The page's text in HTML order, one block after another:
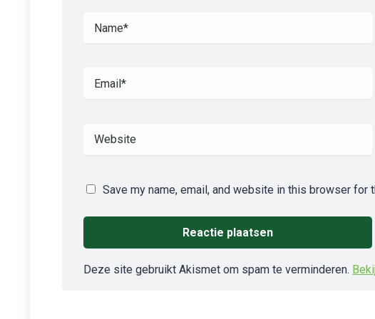
Save my name, email, and website in this browser for
Deze site gebruikt Akismet om spam te verminderen.